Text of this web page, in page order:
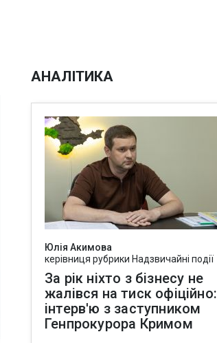
АНАЛІТИКА
Юлія Акимова
керівниця рубрики Надзвичайні події
За рік ніхто з бізнесу не
жалівся на тиск офіційно:
інтерв'ю з заступником
Генпрокурора Кримом